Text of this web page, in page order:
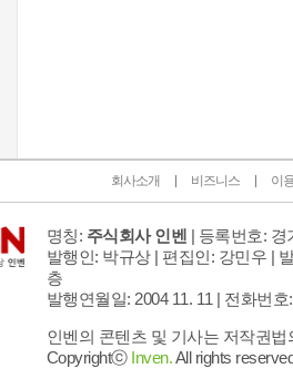
회사소개 비즈니스 이
명칭: 주식회사 인벤 | 등록번호: 경
발행인: 박규상 | 편집인: 강민우 |
층
발행연월일: 2004 11. 11 | 전화번호
인벤의 콘텐츠 및 기사는 저작권
Copyrightⓒ Inven.All rights